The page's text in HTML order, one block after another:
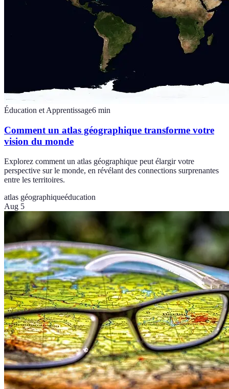
Éducation et Apprentissage6 min
Comment un atlas géographique transforme votre
vision du monde
Explorez comment un atlas géographique peut élargir votre
perspective sur le monde, en révélant des connections surprenantes
entre les territoires.
atlas géographiqueéducation
Aug 5